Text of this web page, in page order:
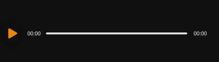
Audio-00:00 00:00